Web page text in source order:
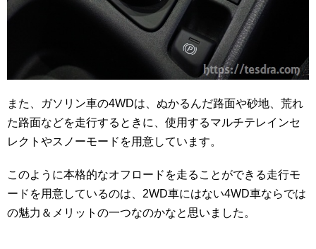
また、ガソリン車の4WDは、ぬかるんだ路面や砂地、荒れ
た路面などを走行するときに、使用するマルチテレインセ
レクトやスノーモードを用意しています。
このように本格的なオフロードを走ることができる走行モ
ードを用意しているのは、2WD車にはない4WD車ならでは
の魅力＆メリットの一つなのかなと思いました。